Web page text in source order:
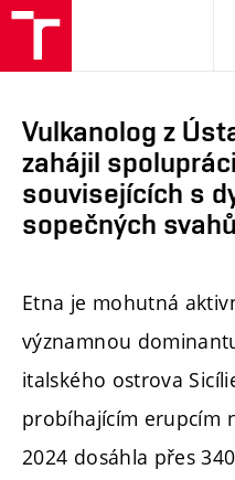
Brno
Vulkanolog z
zahájil
souvisejících s
sopečných
Etna je mohutná
významnou
italského ostrova
probíhajícím erupcím
2024 dosáhla přes